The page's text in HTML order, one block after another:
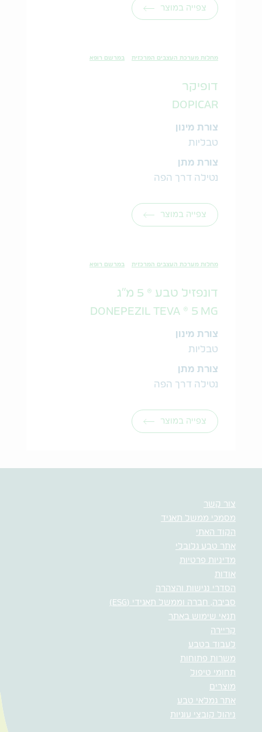
צפייה במוצר
מחלות מערכת העצבים המרכזית במרשם רופא
דופיקר
DOPICAR
צורת מינון
טבליות
צורת מתן
נטילה דרך הפה
צפייה במוצר
מחלות מערכת העצבים המרכזית במרשם רופא
דונפזיל טבע ® 5 מ"ג
DONEPEZIL TEVA ® 5 MG
צורת מינון
טבליות
צורת מתן
נטילה דרך הפה
צפייה במוצר
צור קשר
מסמכי ממשל תאגיד
הקוד האתי
אתר טבע גלובלי
מדיניות פרטיות
אודות
הסדרי נגישות והצהרה
סביבה, חברה וממשל תאגידי (ESG)
תנאי שימוש באתר
קריירה
לעבוד בטבע
משרות פתוחות
תחומי טיפול
מוצרים
אתר גמלאי טבע
ניהול קובצי עוגיות